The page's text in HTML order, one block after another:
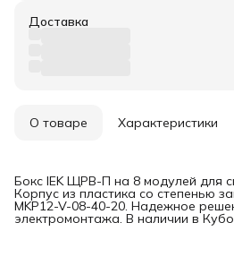
Доставка
О товаре Характеристики
Бокс IEK ЩРВ-П на 8 модулей для
Корпус из пластика со степенью
MKP12-V-08-40-20. Надежное
электромонтажа. В наличии в